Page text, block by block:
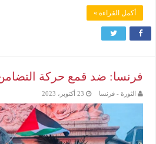
أكمل القراءة »
فرنسا: ضد قمع حركة
الثورة - فرنسا 23 أكتوبر، 2023